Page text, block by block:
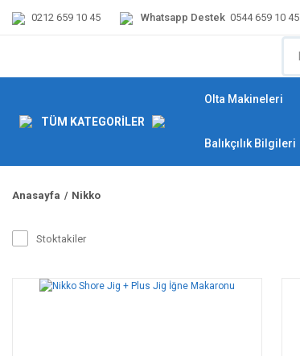
0212 659 10 45 Whatsapp Destek 0544 659 10 45
TÜM KATEGORİLER
Olta Makineleri
Balıkçılık Bilgileri
Anasayfa Nikko
Stoktakiler